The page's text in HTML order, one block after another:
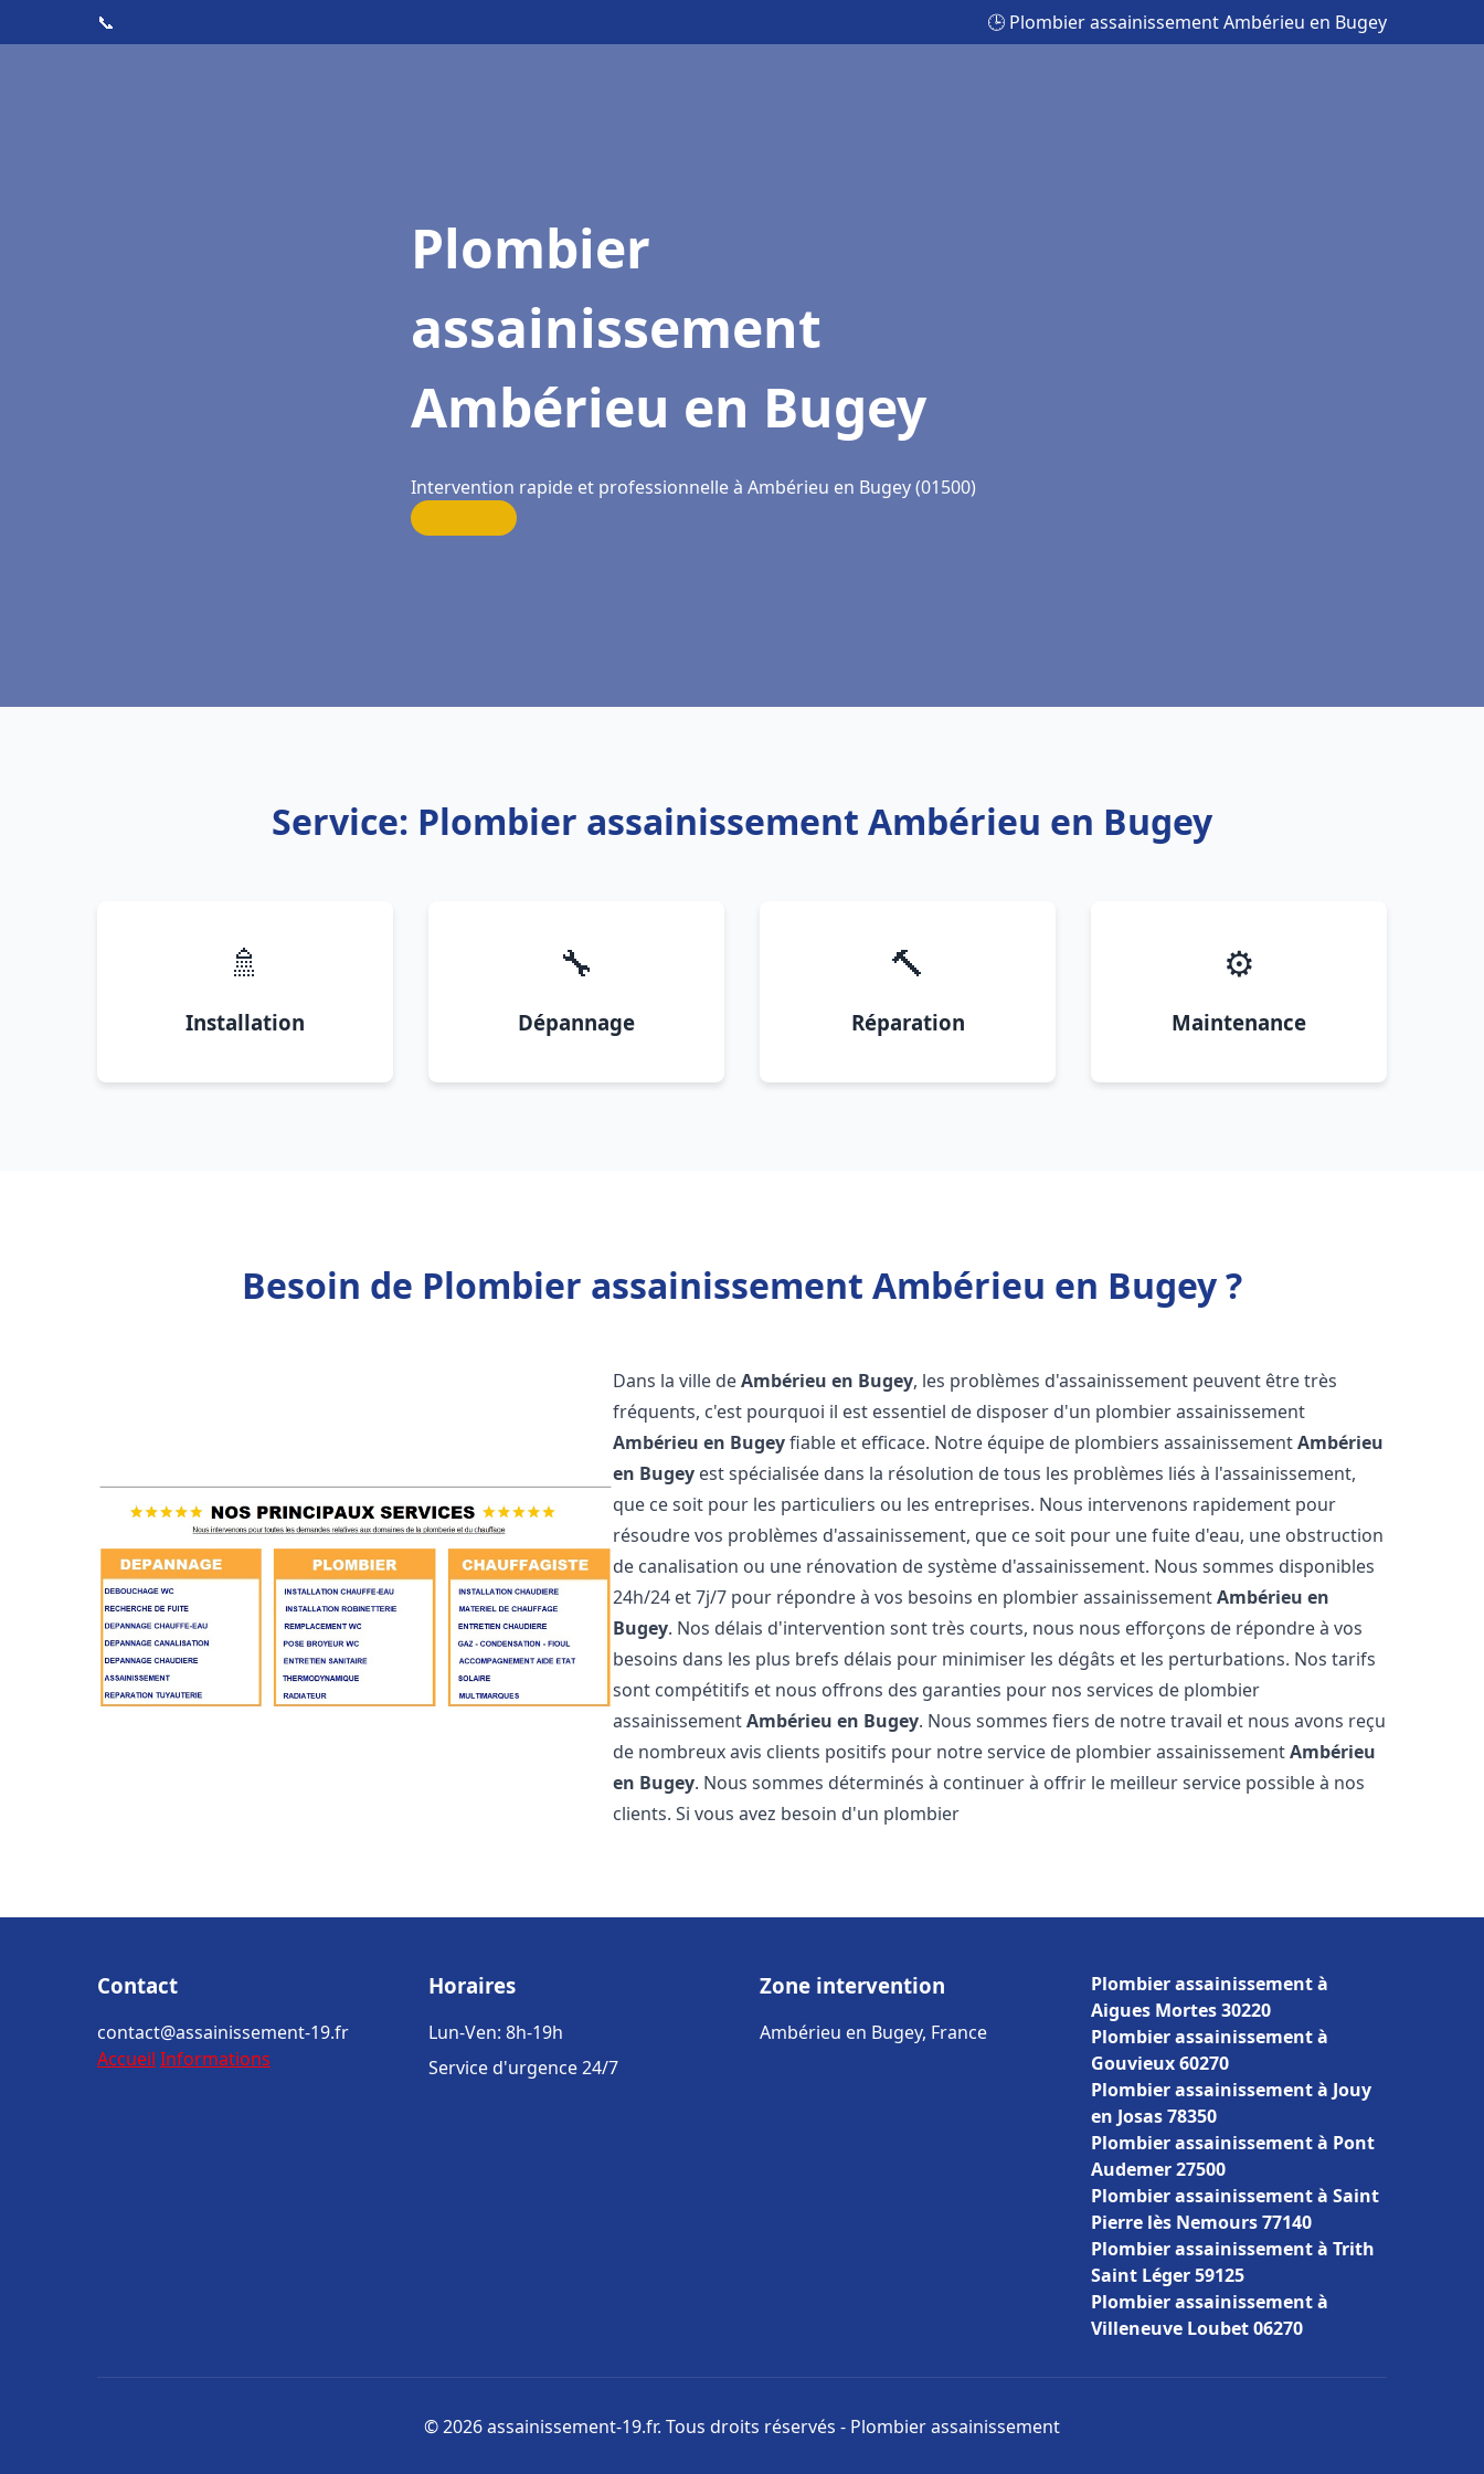
📞 🕒 Plombier assainissement Ambérieu en Bugey
Plombier
assainissement
Ambérieu en Bugey
Intervention rapide et professionnelle à Ambérieu en Bugey (01500)
Service: Plombier assainissement Ambérieu en Bugey
🚿
Installation
🔧
Dépannage
🔨
Réparation
⚙️
Maintenance
Besoin de Plombier assainissement Ambérieu en Bugey ?
Dans la ville deAmbérieu en Bugey, les problèmes d'assainissement peuvent être très
fréquents, c'est pourquoi il est essentiel de disposer d'un plombier assainissement
Ambérieu en Bugeyfiable et efficace. Notre équipe de plombiers assainissementAmbérieu
en Bugey est spécialisée dans la résolution de tous les problèmes liés à l'assainissement,
que ce soit pour les particuliers ou les entreprises. Nous intervenons rapidement pour
résoudre vos problèmes d'assainissement, que ce soit pour une fuite d'eau, une obstruction
de canalisation ou une rénovation de système d'assainissement. Nous sommes disponibles
24h/24 et 7j/7 pour répondre à vos besoins en plombier assainissementAmbérieu en
Bugey. Nos délais d'intervention sont très courts, nous nous efforçons de répondre à vos
besoins dans les plus brefs délais pour minimiser les dégâts et les perturbations. Nos tarifs
sont compétitifs et nous offrons des garanties pour nos services de plombier
assainissementAmbérieu en Bugey. Nous sommes fiers de notre travail et nous avons reçu
de nombreux avis clients positifs pour notre service de plombier assainissementAmbérieu
en Bugey. Nous sommes déterminés à continuer à offrir le meilleur service possible à nos
clients. Si vous avez besoin d'un plombier
Contact
contact@assainissement-19.fr
Accueil Informations
Horaires
Lun-Ven: 8h-19h
Service d'urgence 24/7
Zone intervention
Ambérieu en Bugey, France
Plombier assainissement à
Aigues Mortes 30220
Plombier assainissement à
Gouvieux 60270
Plombier assainissement à Jouy
en Josas 78350
Plombier assainissement à Pont
Audemer 27500
Plombier assainissement à Saint
Pierre lès Nemours 77140
Plombier assainissement à Trith
Saint Léger 59125
Plombier assainissement à
Villeneuve Loubet 06270
© 2026 assainissement-19.fr. Tous droits réservés - Plombier assainissement